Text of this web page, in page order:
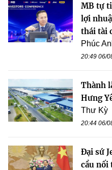
MB tự
lợi
thái tài
Phúc
20:49 06/
Thành
Hưng
Thư Kỳ
20:44 06/
Đại sứ
cầu nối